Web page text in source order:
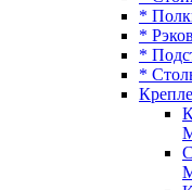
*
*
*
*